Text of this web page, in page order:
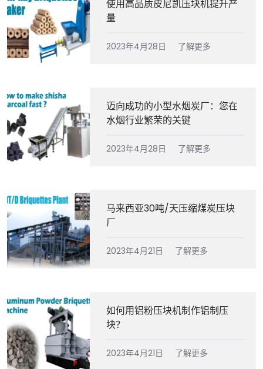
使用高品质皮尼凯压块机提升产
量
2023年4月28日 了解更多
迈向成功的小型水烟炭厂：您在
水烟行业繁荣的关键
2023年4月28日 了解更多
马来西亚30吨/天压缩煤炭压块
厂
2023年4月21日 了解更多
如何用铝粉压块机制作铝制压
块？
2023年4月21日 了解更多